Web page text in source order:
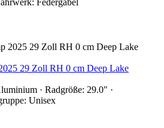
Federgabel
29 Zoll RH 0 cm Deep Lake
· Radgröße: 29.0" ·
Unisex